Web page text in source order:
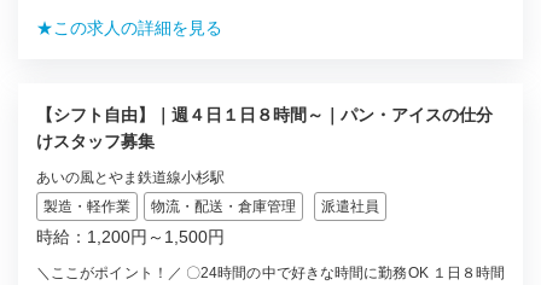
★この求人の詳細を見る
【シフト自由】｜週４日１日８時間～｜パン・アイスの仕分
けスタッフ募集
あいの風とやま鉄道線小杉駅
製造・軽作業
物流・配送・倉庫管理 派遣社員
時給：1,200円～1,500円
＼ここがポイント！／ 〇24時間の中で好きな時間に勤務OK １日８時間